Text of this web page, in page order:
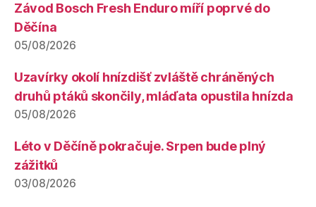
Závod Bosch Fresh Enduro míří poprvé do
Děčína
05/08/2026
Uzavírky okolí hnízdišť zvláště chráněných
druhů ptáků skončily, mláďata opustila hnízda
05/08/2026
Léto v Děčíně pokračuje. Srpen bude plný
zážitků
03/08/2026